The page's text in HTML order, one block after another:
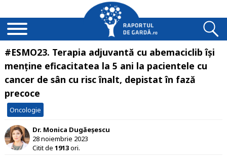
#ESMO23. Terapia adjuvantă cu abemaciclib își
menține eficacitatea la 5 ani la pacientele cu
cancer de sân cu risc înalt, depistat în fază
precoce
Oncologie
Dr. Monica Dugăeșescu
28 noiembrie 2023
Citit de 1913ori.